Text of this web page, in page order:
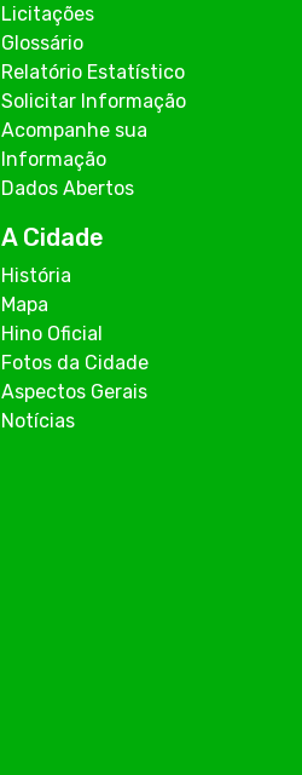
Licitações
Glossário
Relatório Estatístico
Solicitar Informação
Acompanhe sua
Informação
Dados Abertos
A Cidade
História
Mapa
Hino Oficial
Fotos da Cidade
Aspectos Gerais
Notícias